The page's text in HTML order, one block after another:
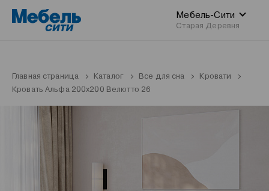
Мебель-Сити
Старая Деревня
Главная страница Каталог Все для сна
Кровати
Кровать Альфа 200x200 Велютто 26